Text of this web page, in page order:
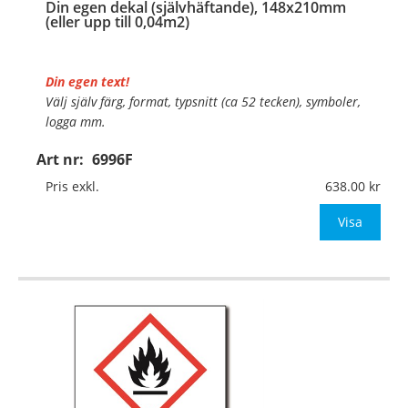
Din egen dekal (självhäftande), 148x210mm
(eller upp till 0,04m2)
Art nr: 6996F
Din egen text!
Välj själv färg, format, typsnitt (ca 52 tecken), symboler,
logga mm.
Material:Självhäftande folie
Mått:148x210mm (eller annat mått upp till 0,04m²)
Pris exkl. 638.00
Visa